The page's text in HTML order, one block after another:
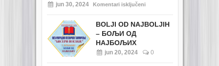
jun 30, 2024 Komentari isključeni
BOLJI OD NAJBOLJIH
– БОЉИ ОД
НАЈБОЉИХ
jun 20, 2024 0